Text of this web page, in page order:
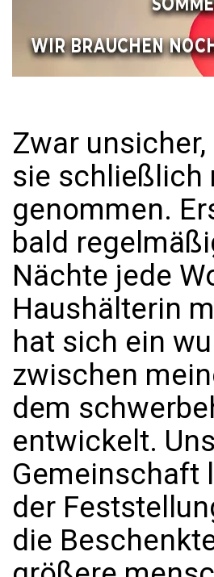
Zwar
sie schließlich
genommen.
bald
Nächte jede
Haushälterin
hat sich ein
zwischen
dem
entwickelt.
Gemeinschaft
der
die